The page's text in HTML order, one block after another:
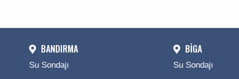
BANDIRMA
Su Sondajı
BİGA
Su Sondajı